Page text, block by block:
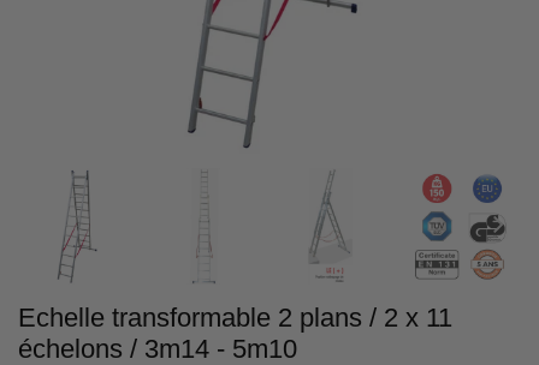
Echelle transformable 2 plans / 2 x 11
échelons / 3m14 - 5m10